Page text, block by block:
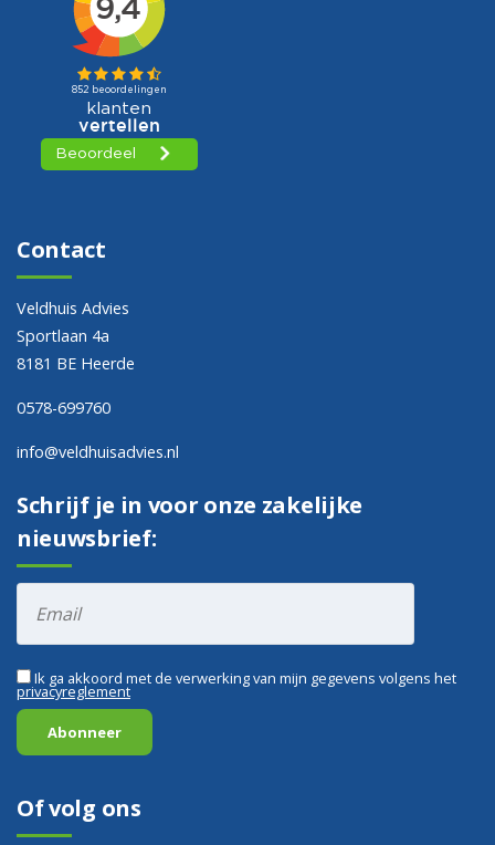
Contact
Veldhuis Advies
Sportlaan 4a
8181 BE Heerde
0578-699760
info@veldhuisadvies.nl
Schrijf je in voor onze zakelijke
nieuwsbrief:
Ik ga akkoord met de verwerking van mijn gegevens volgens het
privacyreglement
Of volg ons